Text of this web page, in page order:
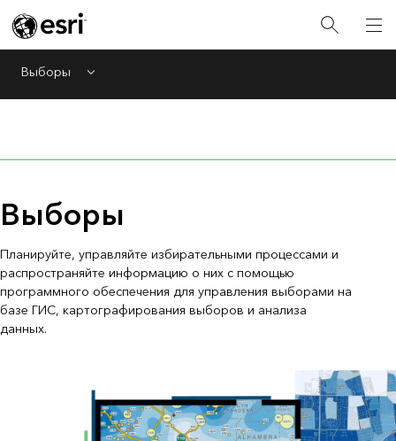
Выборы Menu
Выборы
Планируйте, управляйте избирательными процессами и
распространяйте информацию о них с помощью
программного обеспечения для управления выборами на
базе ГИС, картографирования выборов и анализа
данных.